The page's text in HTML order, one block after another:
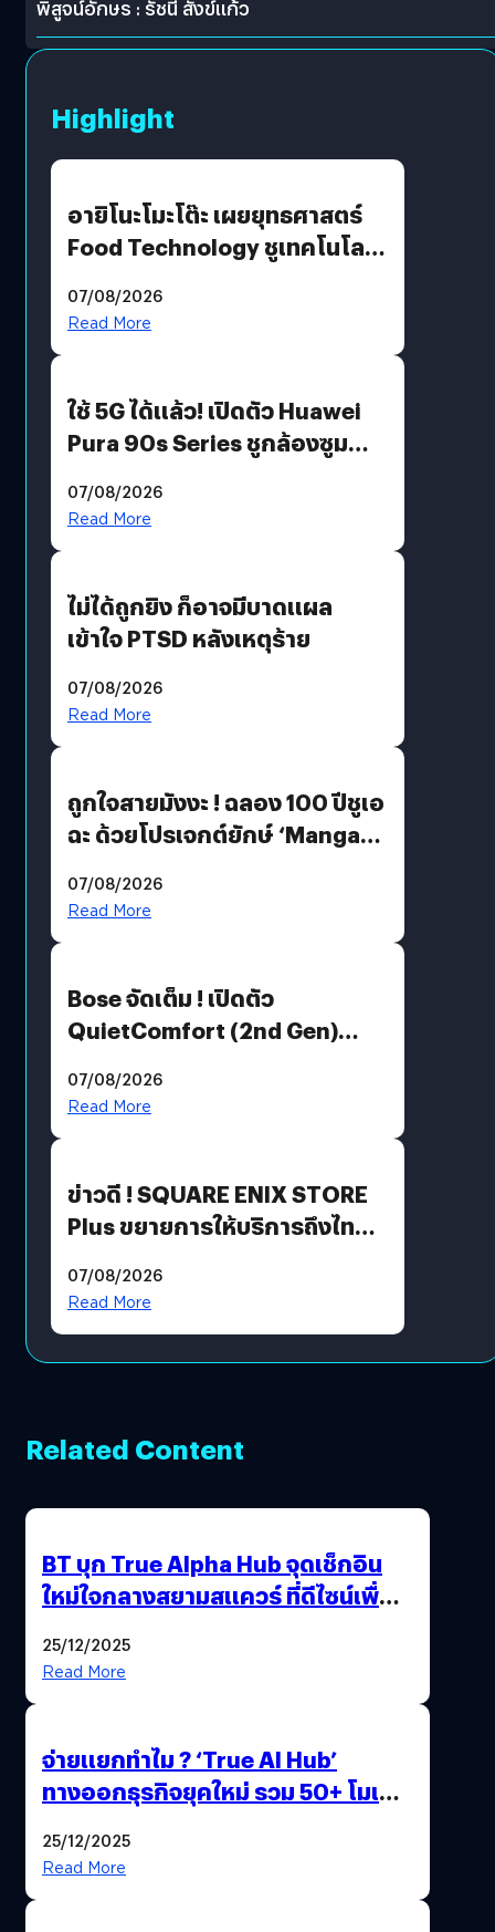
พิสูจน์อักษร : รัชนี สังข์แก้ว
Highlight
อายิโนะโมะโต๊ะ เผยยุทธศาสตร์
Food Technology ชูเทคโนโลยี
บริโภคและ B2B
07/08/2026
Read More
ใช้ 5G ได้แล้ว! เปิดตัว Huawei
Pura 90s Series ชูกล้องซูม
07/08/2026
Read More
ไม่ได้ถูกยิง ก็อาจมีบาดแผล
เข้าใจ PTSD หลังเหตุร้าย
07/08/2026
Read More
ถูกใจสายมังงะ ! ฉลอง 100 ปีชูเอ
ฉะ ด้วยโปรเจกต์ยักษ์ ‘Manga
มีภาษาไทยด้วย
07/08/2026
Read More
Bose จัดเต็ม ! เปิดตัว
QuietComfort (2nd Gen)
07/08/2026
Read More
ข่าวดี ! SQUARE ENIX STORE
Plus ขยายการให้บริการถึงไทย
โดยตรง
07/08/2026
Read More
Related Content
BT บุก True Alpha Hub จุดเช็กอิน
ใหม่ใจกลางสยามสแควร์ ที่ดีไซน์เพื่อ
25/12/2025
Read More
จ่ายแยกทำไม ? ‘True AI Hub’
ทางออกธุรกิจยุคใหม่ รวม 50+ โมเดล
25/12/2025
Read More